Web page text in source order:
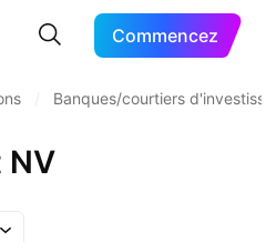
Commencez
Banques/courtiers
NV